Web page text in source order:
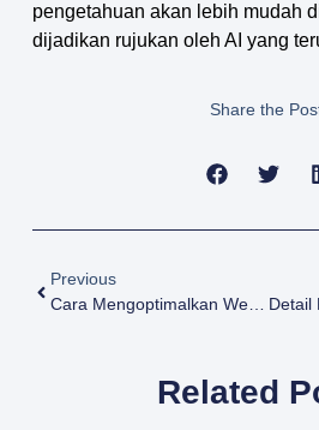
pengetahuan akan lebih mudah
dijadikan rujukan oleh AI yang
Share the
Previous
Cara Mengoptimalkan Website Agar Muncul Di Hasil GSO
Related